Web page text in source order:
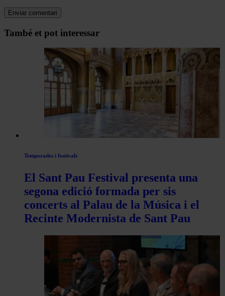
Navegar
També et pot interessar
Temporades i festivals
El Sant Pau Festival presenta una
segona edició formada per sis
concerts al Palau de la Música i el
Recinte Modernista de Sant Pau